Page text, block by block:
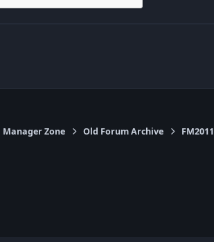
Zone Old Forum Archive FM2011